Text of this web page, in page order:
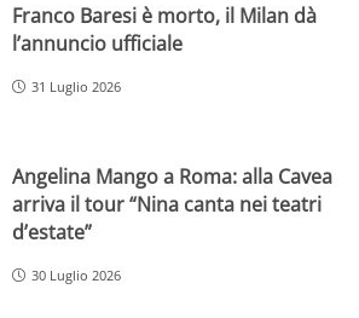
Franco Baresi è morto, il Milan dà
l’annuncio ufficiale
31 Luglio 2026
Angelina Mango a Roma: alla Cavea
arriva il tour “Nina canta nei teatri
d’estate”
30 Luglio 2026